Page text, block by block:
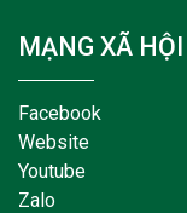
MẠNG XÃ HỘI
Facebook
Website
Youtube
Zalo